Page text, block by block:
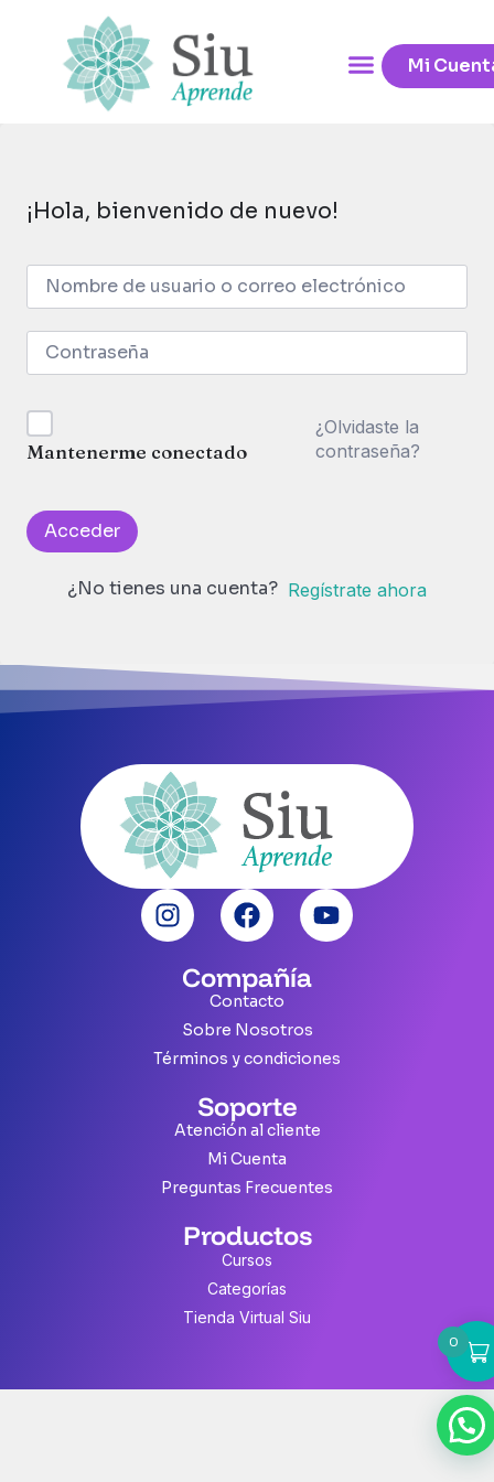
Mi
¡Hola, bienvenido de nuevo!
Mantenerme conectado
¿Olvidaste la
contraseña?
Acceder
¿No tienes una cuenta? Regístrate ahora
Compañía
Contacto
Sobre Nosotros
Términos y condiciones
Soporte
Atención al cliente
Mi Cuenta
Preguntas Frecuentes
Productos
Cursos
Categorías
Tienda Virtual Siu
0